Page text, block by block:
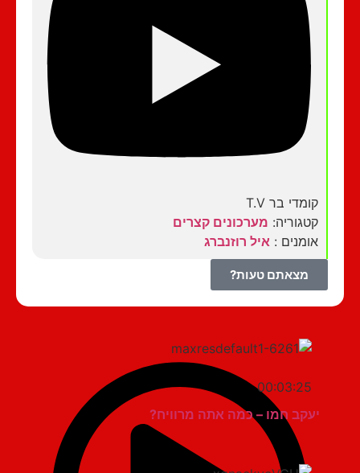
קומדי בר T.V
קטגוריה:מערכונים קצרים
אומנים :איל רוזנברג
מצאתם טעות?
00:03:25
יעקב חמו – כמה אתה מרוויח?